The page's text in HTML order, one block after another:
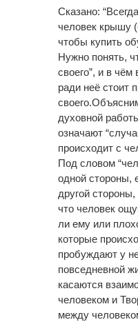
Сказано:
человек крышу
чтобы купить
Нужно понять,
своего”, и в чём
ради неё стоит
духовной
означают
происходит с
Под словом
одной стороны,
другой стороны,
что человек
ли ему или
которые
пробуждают у
повседневной
касаются
человеком и
между